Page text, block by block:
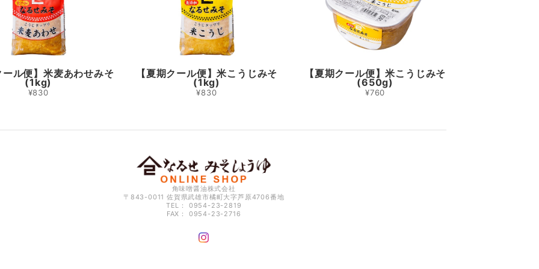
ル便】米麦あわせみそ
(1kg)
¥830
【夏期クール便】米こうじみそ
(1kg)
¥830
【夏期クール便】米こうじみそ
(650g)
¥760
角味噌醤油株式会社
〒843-0011 佐賀県武雄市橘町大字芦原4706番地
TEL： 0954-23-2819
FAX： 0954-23-2716